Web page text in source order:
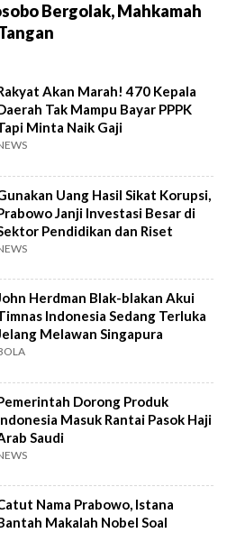
Bergolak, Mahkamah
Akan Marah! 470 Kepala
Tak Mampu Bayar PPPK
Minta Naik Gaji
Uang Hasil Sikat Korupsi,
Janji Investasi Besar di
Pendidikan dan Riset
Herdman Blak-blakan Akui
Indonesia Sedang Terluka
Melawan Singapura
Dorong Produk
Masuk Rantai Pasok Haji
Saudi
Nama Prabowo, Istana
Makalah Nobel Soal